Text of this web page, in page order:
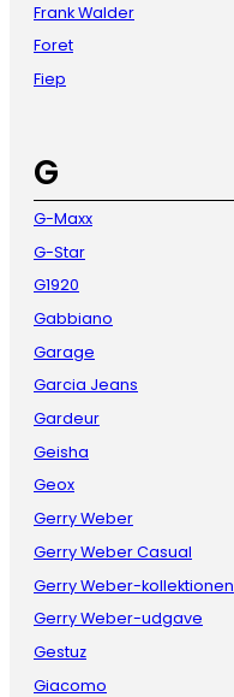
Frank Walder
Foret
Fiep
G
G-Maxx
G-Star
G1920
Gabbiano
Garage
Garcia Jeans
Gardeur
Geisha
Geox
Gerry Weber
Gerry Weber Casual
Gerry Weber-kollektionen
Gerry Weber-udgave
Gestuz
Giacomo